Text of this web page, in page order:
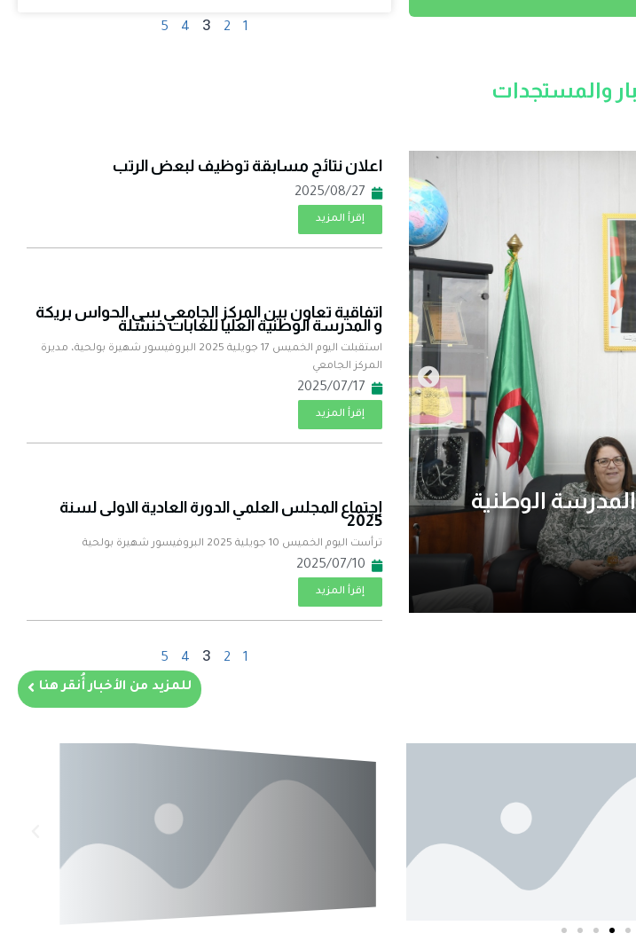
1
2
3
4
5
والمستجدات
اعلان نتائج مسابقة توظيف لبعض الرتب
2025/08/27
إقرأ المزيد
اتفاقية تعاون بين المركز الجامعي سي الحواس بريكة
و المدرسة الوطنية العليا للغابات خنشلة
استقبلت اليوم الخميس 17 جويلية 2025 البروفيسور شهيرة بولحية، مديرة
المركز الجامعي
2025/07/17
إقرأ المزيد
إجتماع المجلس العلمي الدورة العادية الاولى لسنة
2025
ترأست اليوم الخميس 10 جويلية 2025 البروفيسور شهيرة بولحية
2025/07/10
إقرأ المزيد
1
2
3
4
5
للمزيد من الأخبار أُنقر هنا